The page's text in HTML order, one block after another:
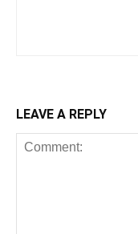
LEAVE A REPLY